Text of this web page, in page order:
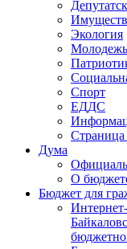
Экология
Спорт
ЕДДС
Страница
Дума
О
Бюджет для